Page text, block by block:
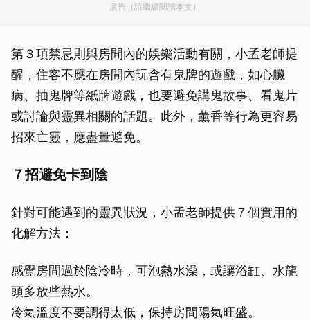
廣告（請繼續閱讀本文）
第３項禁忌則與房間內的娛樂活動有關，小孟老師提
醒，住客不應在房間內玩含有鬼牌的遊戲，如心臟
病、抽鬼牌等紙牌遊戲，也要避免講鬼故事、看鬼片
或討論與靈異相關的話題。此外，薰香等行為更容易
招來亡靈，應盡量避免。
７招避免卡到陰
針對可能遇到的靈異狀況，小孟老師提供７個實用的
化解方法：
感覺房間過於陰冷時，可泡熱水澡，或讓浴缸、水龍
頭多放些熱水。
冷氣溫度不要調得太低，保持房間陽氣旺盛。